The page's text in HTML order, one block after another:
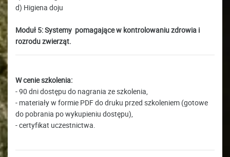
d) Higiena doju
Moduł 5: Systemy pomagające w kontrolowaniu zdrowia i
rozrodu zwierząt.
W cenie szkolenia:
- 90 dni dostępu do nagrania ze szkolenia,
- materiały w formie PDF do druku przed szkoleniem (gotowe
do pobrania po wykupieniu dostępu),
- certyfikat uczestnictwa.